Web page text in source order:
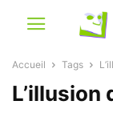
Accueil Tags
L’illusion